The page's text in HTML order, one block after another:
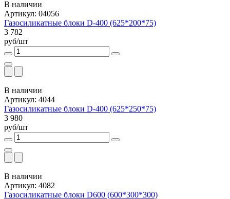
В наличии
Артикул: 04056
Газосиликатные блоки D-400 (625*200*75)
3 782
руб/шт
В наличии
Артикул: 4044
Газосиликатные блоки D-400 (625*250*75)
3 980
руб/шт
В наличии
Артикул: 4082
Газосиликатные блоки D600 (600*300*300)